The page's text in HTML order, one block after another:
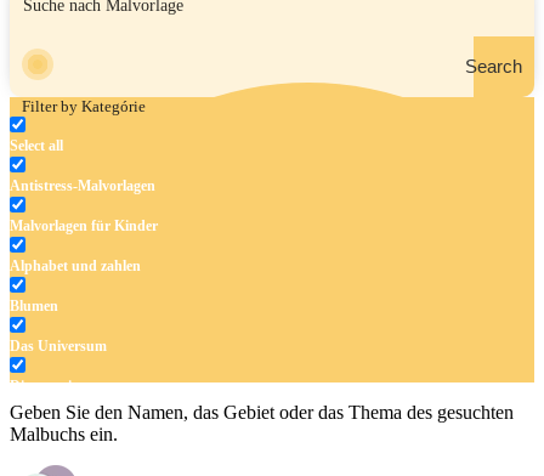
Search
Filter by Kategórie
Select all
Antistress-Malvorlagen
Malvorlagen für Kinder
Alphabet und zahlen
Blumen
Das Universum
Dinosaurier
Früchte und Gemüse
Frühling und Ostern
Geben Sie den Namen, das Gebiet oder das Thema des gesuchten
Malbuchs ein.